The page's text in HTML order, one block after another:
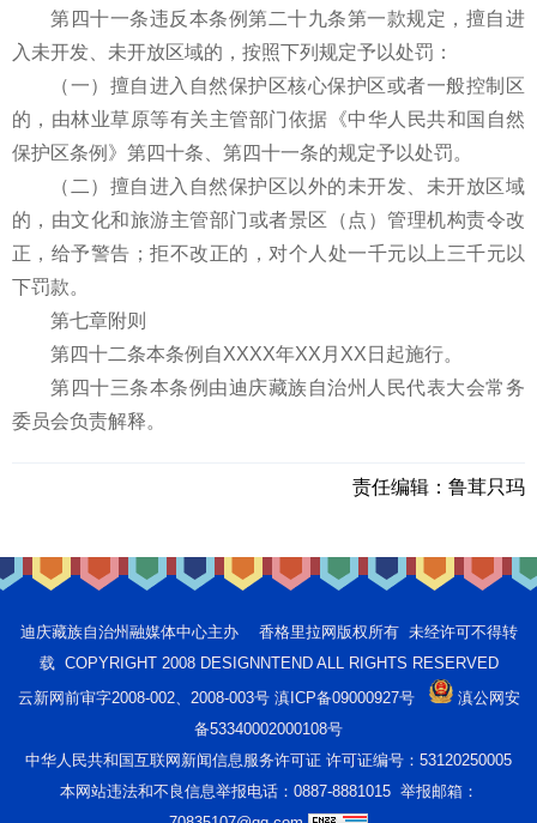
第四十一条违反本条例第二十九条第一款规定，擅自进
入未开发、未开放区域的，按照下列规定予以处罚：
（一）擅自进入自然保护区核心保护区或者一般控制区
的，由林业草原等有关主管部门依据《中华人民共和国自然
保护区条例》第四十条、第四十一条的规定予以处罚。
（二）擅自进入自然保护区以外的未开发、未开放区域
的，由文化和旅游主管部门或者景区（点）管理机构责令改
正，给予警告；拒不改正的，对个人处一千元以上三千元以
下罚款。
第七章附则
第四十二条本条例自XXXX年XX月XX日起施行。
第四十三条本条例由迪庆藏族自治州人民代表大会常务
委员会负责解释。
责任编辑： 鲁茸只玛
迪庆藏族自治州融媒体中心主办 香格里拉网版权所有 未经许可不得转
载 COPYRIGHT 2008 DESIGNNTEND ALL RIGHTS RESERVED
云新网前审字2008-002、2008-003号 滇ICP备09000927号
滇公网安
备53340002000108号
中华人民共和国互联网新闻信息服务许可证 许可证编号：53120250005
本网站违法和不良信息举报电话：0887-8881015 举报邮箱：